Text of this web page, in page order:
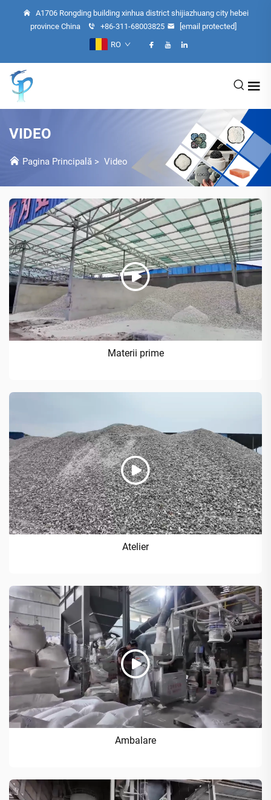
A1706 Rongding building xinhua district shijiazhuang city hebei
province China
+86-311-68003825
[email protected]
RO
VIDEO
Pagina Principală > Video
Materii prime
Atelier
Ambalare